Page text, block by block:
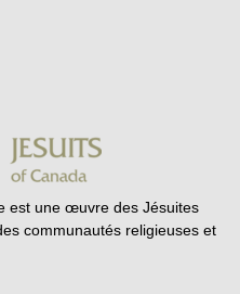
est une œuvre des Jésuites
communautés religieuses et